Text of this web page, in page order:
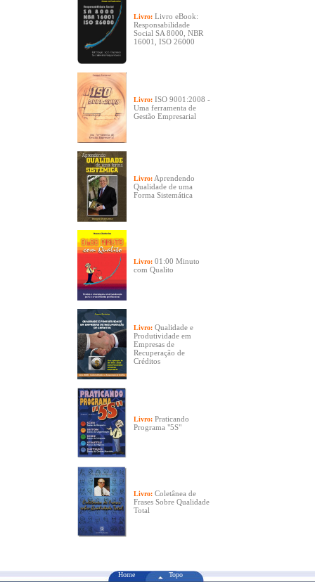
Livro: Livro eBook:
Responsabilidade
Social SA 8000, NBR
16001, ISO 26000
Livro: ISO 9001:2008 -
Uma ferramenta de
Gestão Empresarial
Livro: Aprendendo
Qualidade de uma
Forma Sistemática
Livro: 01:00 Minuto
com Qualito
Livro: Qualidade e
Produtividade em
Empresas de
Recuperação de
Créditos
Livro: Praticando
Programa "5S"
Livro: Coletânea de
Frases Sobre Qualidade
Total
Home Topo